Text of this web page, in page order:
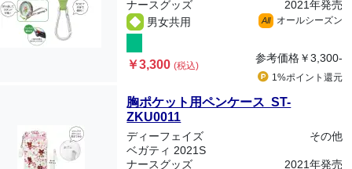
ナースグッズ
2021年発売
男女共用
All オールシーズン
￥3,300(税込)
参考価格￥3,300-
1%ポイント 還元
胸ポケット用ペンケース ST-
ZKU0011
ディーフェイズ
その他
ベガティ 2021S
ナースグッズ
2021年発売